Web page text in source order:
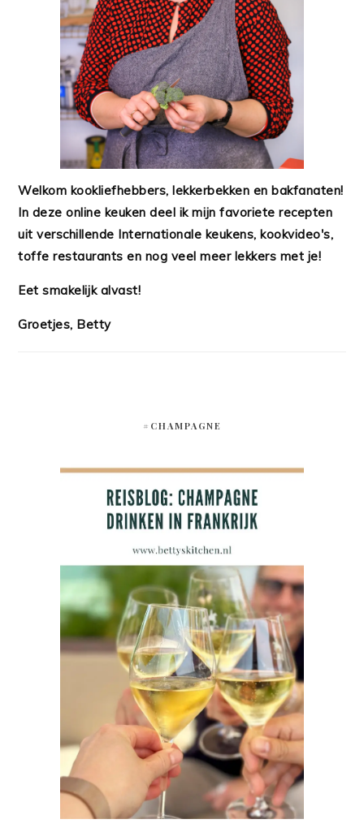
Welkom kookliefhebbers, lekkerbekken en bakfanaten!
In deze online keuken deel ik mijn favoriete recepten
uit verschillende Internationale keukens, kookvideo's,
toffe restaurants en nog veel meer lekkers met je!
Eet smakelijk alvast!
Groetjes, Betty
#CHAMPAGNE